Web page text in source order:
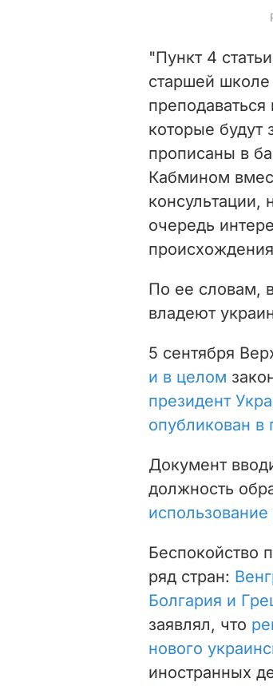
"Пункт 4
старшей
которые будут
прописаны в
Кабмином
очередь
По ее словам,
владеют
5 сентября
и в целом
президент
опубликован в
Документ
должность
Беспокойство
ряд стран:
Болгария и
заявлял, что
нового
иностранных